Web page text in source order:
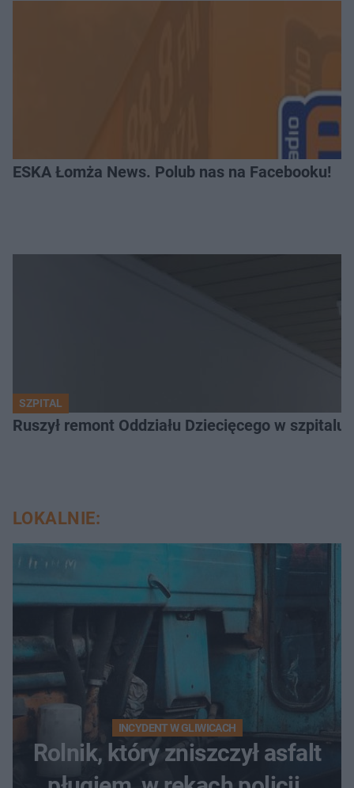
ESKA Łomża News. Polub nas na Facebooku!
SZPITAL
Ruszył remont Oddziału Dziecięcego w
LOKALNIE:
INCYDENT W GLIWICACH
Rolnik, który zniszczył asfalt